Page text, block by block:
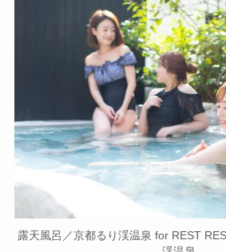
露天風呂／京都るり渓温泉 for REST